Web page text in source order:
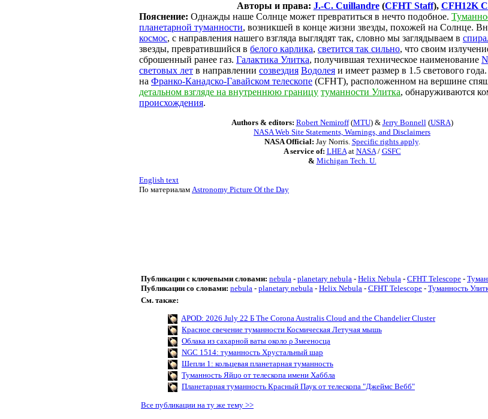
Авторы и права: J.-C. Cuillandre(CFHT Staff), CFH12K
Пояснение: Однажды наше Солнце может превратиться в нечто подобное.
планетарной туманности, возникшей в конце жизни звезды, похожей на Солнце.
космос, с направления нашего взгляда выглядят так, словно мы заглядываем в
звезды, превратившийся в белого карлика, светится так сильно, что своим
сброшенный ранее газ. Галактика Улитка, получившая техническое наименование
световых лет в направлении созвездия Водолея и имеет размер в 1.5 светового года.
на Франко-Канадско-Гавайском телескопе (CFHT), расположенном на вершине
детальном взгляде на внутреннюю границу туманности Улитка, обнаруживаются
происхождения.
Authors & editors: Robert Nemiroff(MTU) & Jerry Bonnell(USRA)
NASA Web Site Statements, Warnings, and Disclaimers
NASA Official: Jay Norris. Specific rights apply.
A service of: LHEAat NASA/ GSFC
& Michigan Tech. U.
English text
По материалам Astronomy Picture Of the Day
Публикации с ключевыми словами: nebula - planetary nebula - Helix Nebula - CFHT Telescope -
Публикации со словами: nebula - planetary nebula - Helix Nebula - CFHT Telescope - Туманность
См. также:
APOD: 2026 July 22 Б The Corona Australis Cloud and the Chandelier Cluster
Красное свечение туманности Космическая Летучая мышь
Облака из сахарной ваты около ρ Змееносца
NGC 1514: туманность Хрустальный шар
Шепли 1: кольцевая планетарная туманность
Туманность Яйцо от телескопа имени Хаббла
Планетарная туманность Красный Паук от телескопа "Джеймс Вебб"
Все публикации на ту же тему >>